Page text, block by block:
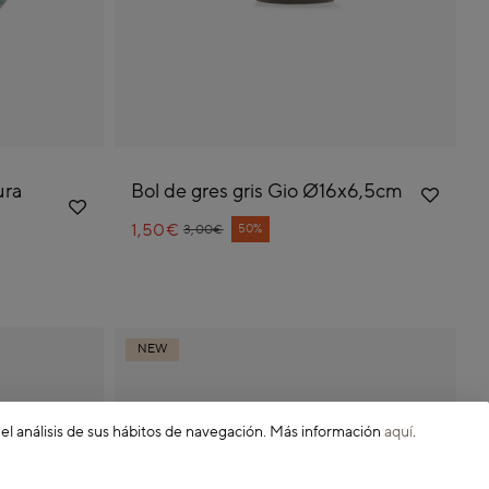
Bol de gres gris Gio Ø16x6,5cm
Price reduced from
3,00€
to 50%
1,50€
NEW
de sus hábitos de navegación. Más información aquí.